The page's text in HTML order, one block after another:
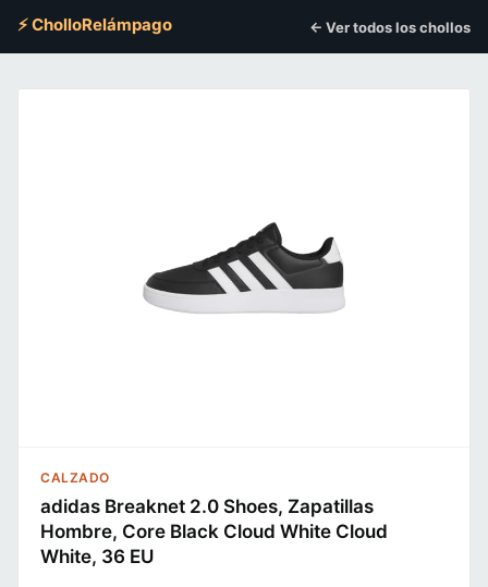
⚡ CholloRelámpago ← Ver todos los chollos
CALZADO
adidas Breaknet 2.0 Shoes, Zapatillas
Hombre, Core Black Cloud White Cloud
White, 36 EU